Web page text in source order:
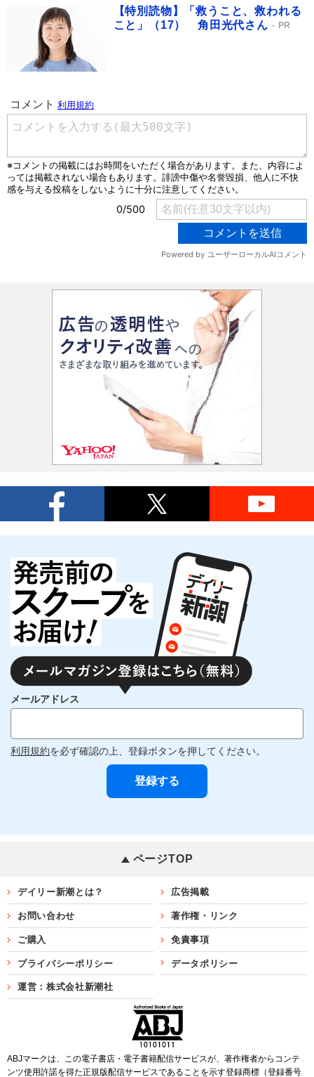
【特別読物】「救うこと、救われる
こと」（17） 角田光代さん
PR
メールアドレス
利用規約を必ず確認の上、登録ボタンを押してください。
ページTOP
デイリー新潮とは？ 広告掲載
お問い合わせ 著作権・リンク
ご購入 免責事項
プライバシーポリシー データポリシー
運営：株式会社新潮社
ABJマークは、この電子書店・電子書籍配信サービスが、著作権者からコンテ
ンツ使用許諾を得た正規版配信サービスであることを示す登録商標（登録番号